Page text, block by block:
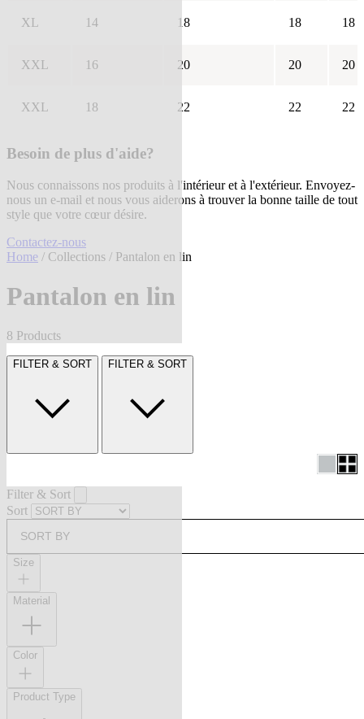
XL 14 18 18 18
XXL 16 20 20 20
XXL 18 22 22 22
Besoin de plus d'aide?
Nous connaissons nos produits à l'intérieur et à l'extérieur. Envoyez-
nous un e-mail et nous vous aiderons à trouver la bonne taille de tout
style que votre cœur désire.
Contactez-nous
Home / Collections / Pantalon en lin
Pantalon en lin
8 Products
FILTER & SORT FILTER & SORT
Filter & Sort
Sort
SORT BY
Size
Material
Color
Product Type